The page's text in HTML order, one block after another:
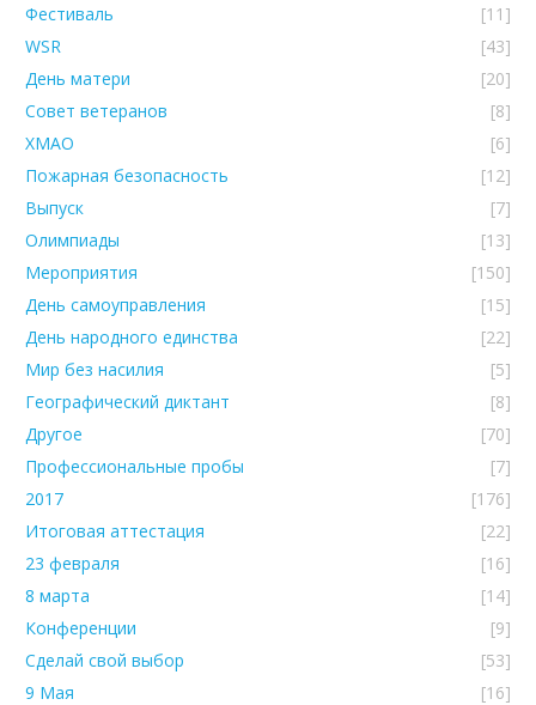
Фестиваль
[11]
WSR
[43]
День матери
[20]
Совет ветеранов
[8]
ХМАО
[6]
Пожарная безопасность
[12]
Выпуск
[7]
Олимпиады
[13]
Мероприятия
[150]
День самоуправления
[15]
День народного единства
[22]
Мир без насилия
[5]
Географический диктант
[8]
Другое
[70]
Профессиональные пробы
[7]
2017
[176]
Итоговая аттестация
[22]
23 февраля
[16]
8 марта
[14]
Конференции
[9]
Сделай свой выбор
[53]
9 Мая
[16]